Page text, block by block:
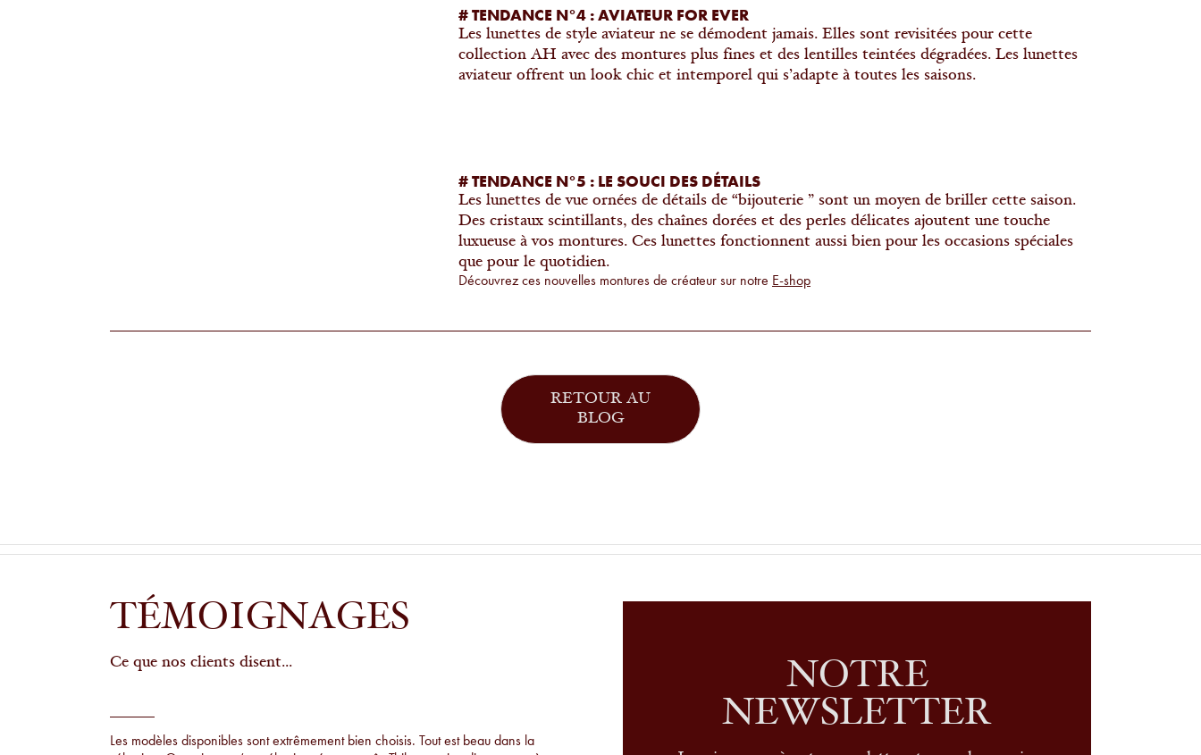
# TENDANCE N°4 : AVIATEUR FOR EVER
Les lunettes de style aviateur ne se démodent jamais. Elles sont revisitées pour cette
collection AH avec des montures plus fines et des lentilles teintées dégradées. Les lunettes
aviateur offrent un look chic et intemporel qui s’adapte à toutes les saisons.
# TENDANCE N°5 : LE SOUCI DES DÉTAILS
Les lunettes de vue ornées de détails de “bijouterie ” sont un moyen de briller cette saison.
Des cristaux scintillants, des chaînes dorées et des perles délicates ajoutent une touche
luxueuse à vos montures. Ces lunettes fonctionnent aussi bien pour les occasions spéciales
que pour le quotidien.
Découvrez ces nouvelles montures de créateur sur notre E-shop
RETOUR AU
BLOG
TÉMOIGNAGES
Ce que nos clients disent...
Les modèles disponibles sont extrêmement bien choisis. Tout est beau dans la
NOTRE
NEWSLETTER